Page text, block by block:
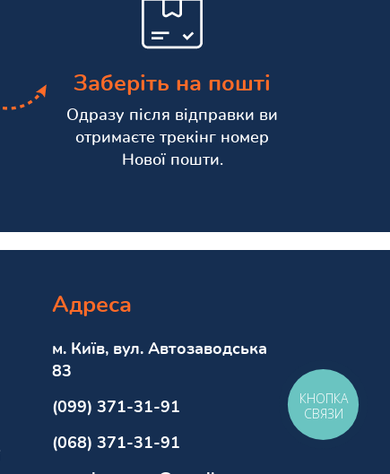
Заберіть на пошті
Одразу після відправки ви
отримаєте трекінг номер
Нової пошти.
Адреса
м. Київ, вул. Автозаводська
83
(099) 371-31-91
(068) 371-31-91
КНОПКА
СВЯЗИ